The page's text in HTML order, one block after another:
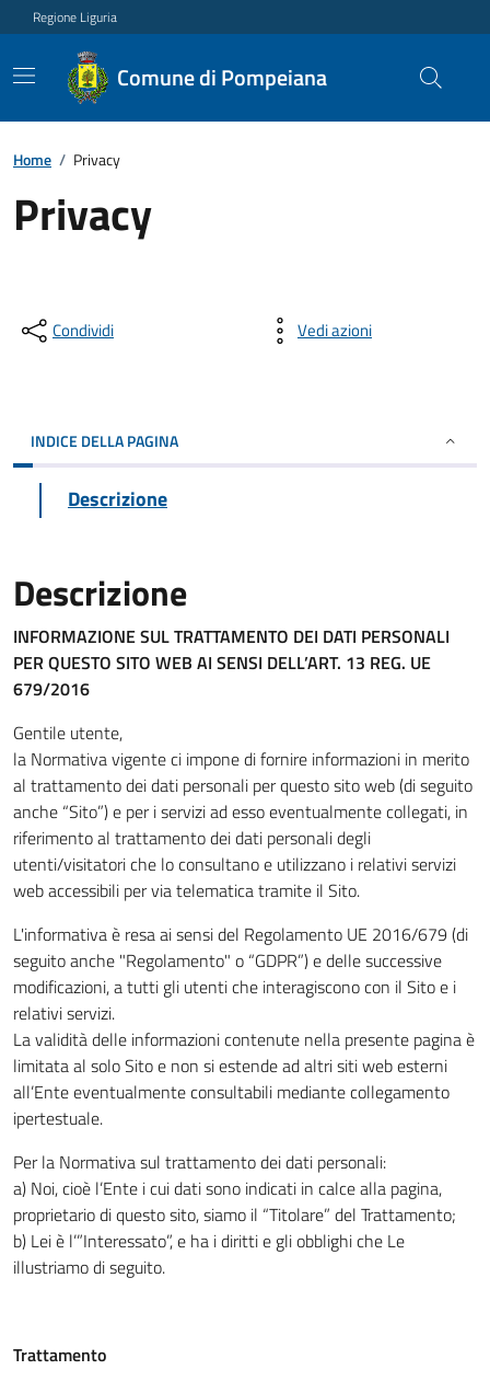
Regione Liguria
Comune di Pompeiana
Home / Privacy
Privacy
Condividi Vedi azioni
INDICE DELLA PAGINA
Descrizione
Descrizione
INFORMAZIONE SUL TRATTAMENTO DEI DATI PERSONALI
PER QUESTO SITO WEB AI SENSI DELL’ART. 13 REG. UE
679/2016
Gentile utente,
la Normativa vigente ci impone di fornire informazioni in merito
al trattamento dei dati personali per questo sito web (di seguito
anche “Sito”) e per i servizi ad esso eventualmente collegati, in
riferimento al trattamento dei dati personali degli
utenti/visitatori che lo consultano e utilizzano i relativi servizi
web accessibili per via telematica tramite il Sito.
L'informativa è resa ai sensi del Regolamento UE 2016/679 (di
seguito anche "Regolamento" o “GDPR”) e delle successive
modificazioni, a tutti gli utenti che interagiscono con il Sito e i
relativi servizi.
La validità delle informazioni contenute nella presente pagina è
limitata al solo Sito e non si estende ad altri siti web esterni
all’Ente eventualmente consultabili mediante collegamento
ipertestuale.
Per la Normativa sul trattamento dei dati personali:
a) Noi, cioè l’Ente i cui dati sono indicati in calce alla pagina,
proprietario di questo sito, siamo il “Titolare” del Trattamento;
b) Lei è l’”Interessato”, e ha i diritti e gli obblighi che Le
illustriamo di seguito.
Trattamento